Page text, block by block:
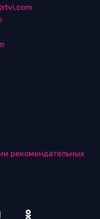
рекомендательных